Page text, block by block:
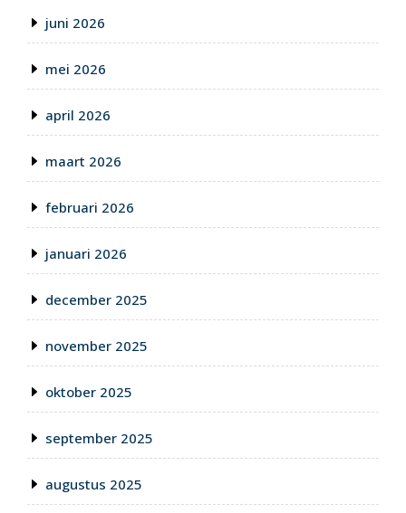
juni 2026
mei 2026
april 2026
maart 2026
februari 2026
januari 2026
december 2025
november 2025
oktober 2025
september 2025
augustus 2025